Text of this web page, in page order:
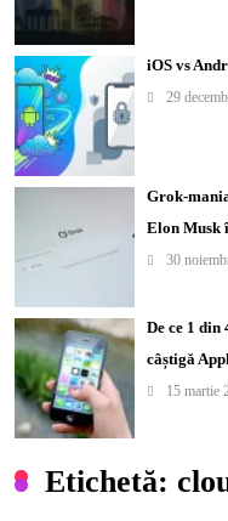
Etichetă:
iOS vs
29
Grok-
Elon Musk
30
De ce 1 din
câștigă
15 martie